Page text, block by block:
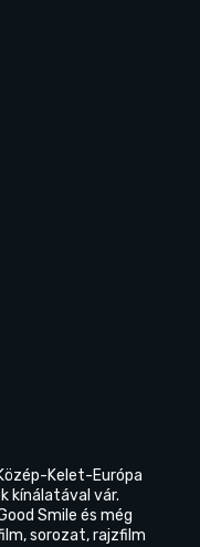
Kelet-Európa
kínálatával vár.
Smile és még
sorozat, rajzfilm